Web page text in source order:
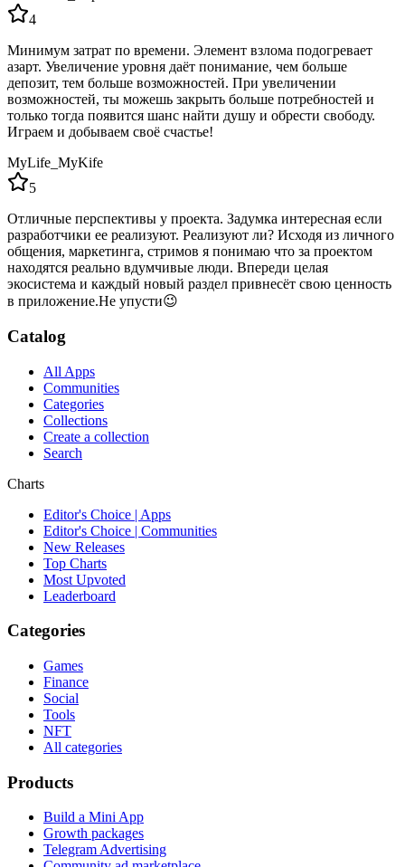
4
Минимум затрат по времени. Элемент взлома подогревает
азарт. Увеличение уровня даёт понимание, чем больше
депозит, тем больше возможностей. При увеличении
возможностей, ты можешь закрыть больше потребностей и
только тогда появится шанс найти душу и обрести свободу.
Играем и добываем своё счастье!
MyLife_MyKife
5
Отличные перспективы у проекта. Задумка интересная если
разработчики ее реализуют. Реализуют ли? Исходя из личного
общения, маркетинга, стримов я понимаю что за проектом
находятся реально вдумчивые люди. Впереди целая
экосистема и каждый новый раздел привнесёт свою ценность
в приложение.Не упусти😉
Catalog
All Apps
Communities
Categories
Collections
Create a collection
Search
Charts
Editor's Choice | Apps
Editor's Choice | Communities
New Releases
Top Charts
Most Upvoted
Leaderboard
Categories
Games
Finance
Social
Tools
NFT
All categories
Products
Build a Mini App
Growth packages
Telegram Advertising